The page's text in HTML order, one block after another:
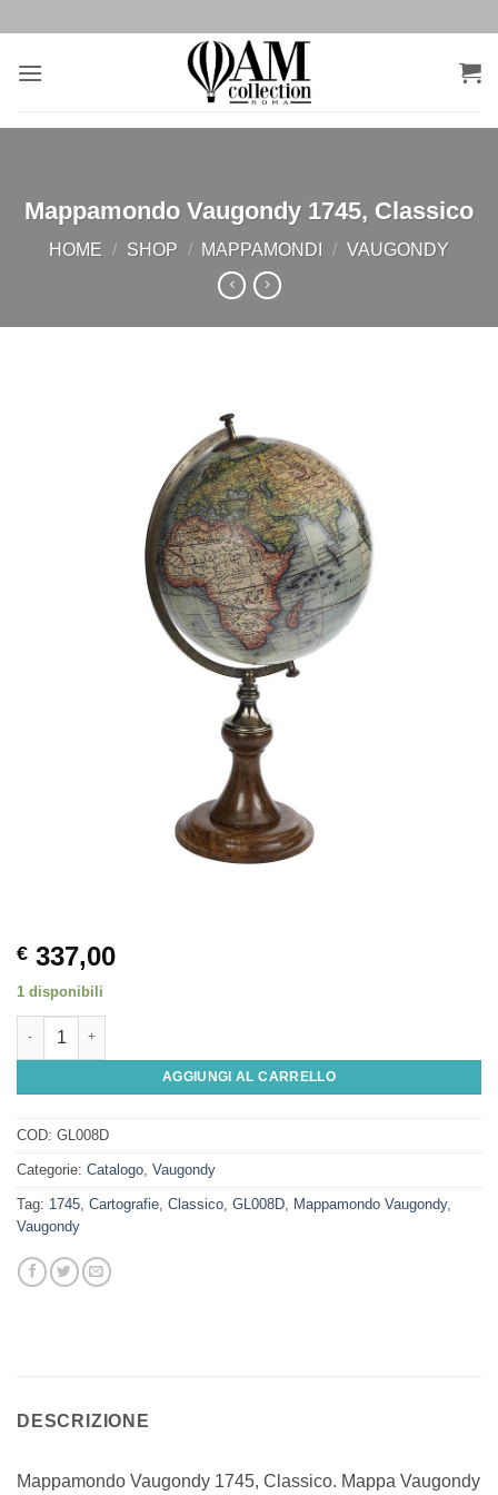
contenuti
Mappamondo Vaugondy 1745, Classico
HOME / SHOP / MAPPAMONDI / VAUGONDY
€ 337,00
1 disponibili
Mappamondo Vaugondy 1745, Classico quantità
AGGIUNGI AL CARRELLO
COD: GL008D
Categorie: Catalogo Vaugondy
Tag: 1745 Cartografie Classico GL008D Mappamondo Vaugondy,
Vaugondy
DESCRIZIONE
Mappamondo Vaugondy 1745, Classico. Mappa Vaugondy